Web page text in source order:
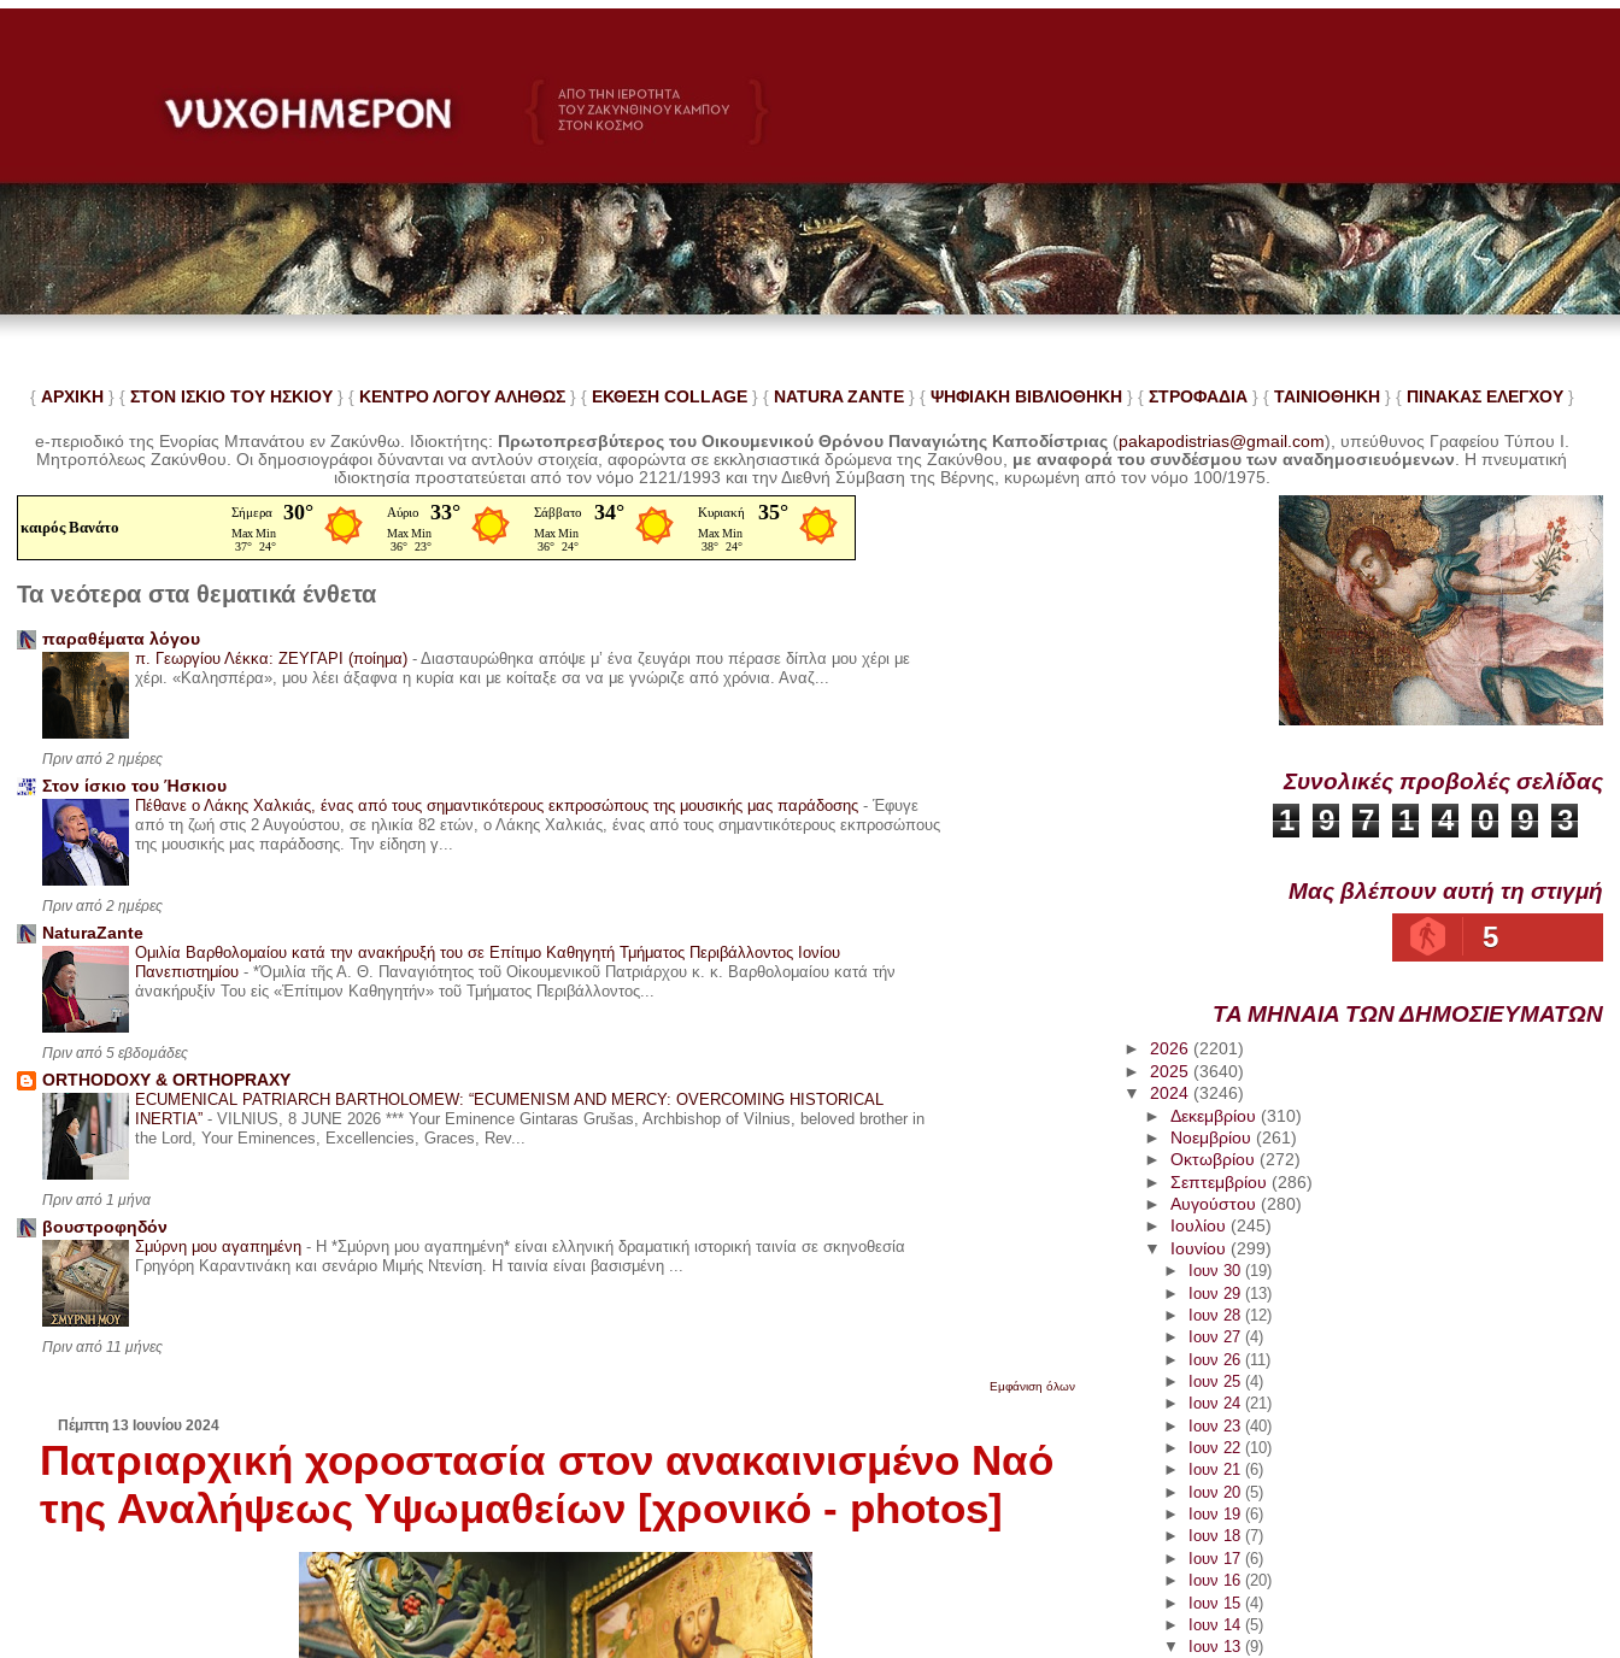
{ ΑΡΧΙΚΗ } { ΣΤΟΝ ΙΣΚΙΟ ΤΟΥ ΗΣΚΙΟΥ } { ΚΕΝΤΡΟ ΛΟΓΟΥ ΑΛΗΘΩΣ } { ΕΚΘΕΣΗ COLLAGE }{ NATURA ZANTE} { ΨΗΦΙΑΚΗ ΒΙΒΛΙΟΘΗΚΗ } { ΣΤΡΟΦΑΔΙΑ } { ΤΑΙΝΙΟΘΗΚΗ } { ΠΙΝΑΚΑΣ ΕΛΕΓΧΟΥ}
e-περιοδικό της Ενορίας Μπανάτου εν Ζακύνθω. Ιδιοκτήτης: Πρωτοπρεσβύτερος του Οικουμενικού Θρόνου Παναγιώτης Καποδίστριας (pakapodistrias@gmail.com), υπεύθυνος Γραφείου Τύπου Ι.
Μητροπόλεως Ζακύνθου.Οι δημοσιογράφοι δύνανται να αντλούν στοιχεία, αφορώντα σε εκκλησιαστικά δρώμενα της Ζακύνθου, με αναφορά του συνδέσμου των αναδημοσιευόμενων . Ηπνευματική
ιδιοκτησία προστατεύεται από τον νόμο 2121/1993 και την Διεθνή Σύμβαση της Βέρνης, κυρωμένη από τον νόμο 100/1975.
καιρός Βανάτο
Τα νεότερα στα θεματικά ένθετα
παραθέματα λόγου
π. Γεωργίου Λέκκα: ΖΕΥΓΑΡΙ (ποίημα) - Διασταυρώθηκα απόψε μ’ ένα ζευγάρι που πέρασε δίπλα μου χέρι με
χέρι. «Καλησπέρα», μου λέει άξαφνα η κυρία και με κοίταξε σα να με γνώριζε από χρόνια. Αναζ...
Πριν από 2 ημέρες
Στον ίσκιο του Ήσκιου
Πέθανε ο Λάκης Χαλκιάς, ένας από τους σημαντικότερους εκπροσώπους της μουσικής μας παράδοσης - Έφυγε
από τη ζωή στις 2 Αυγούστου, σε ηλικία 82 ετών, ο Λάκης Χαλκιάς, ένας από τους σημαντικότερους εκπροσώπους
της μουσικής μας παράδοσης. Την είδηση γ...
Πριν από 2 ημέρες
NaturaZante
Ομιλία Βαρθολομαίου κατά την ανακήρυξή του σε Επίτιμο Καθηγητή Τμήματος Περιβάλλοντος Ιονίου
Πανεπιστημίου - *Ὁμιλία τῆς Α. Θ. Παναγιότητος τοῦ Οἰκουμενικοῦ Πατριάρχου κ. κ. Βαρθολομαίου κατά τήν
ἀνακήρυξίν Του εἰς «Ἐπίτιμον Καθηγητήν» τοῦ Τμήματος Περιβάλλοντος...
Πριν από 5 εβδομάδες
ORTHODOXY & ORTHOPRAXY
ECUMENICAL PATRIARCH BARTHOLOMEW: “ECUMENISM AND MERCY: OVERCOMING HISTORICAL
INERTIA” - VILNIUS, 8 JUNE 2026 *** Your Eminence Gintaras Grušas, Archbishop of Vilnius, beloved brother in
the Lord, Your Eminences, Excellencies, Graces, Rev...
Πριν από 1 μήνα
βουστροφηδόν
Σμύρνη μου αγαπημένη - Η *Σμύρνη μου αγαπημένη* είναι ελληνική δραματική ιστορική ταινία σε σκηνοθεσία
Γρηγόρη Καραντινάκη και σενάριο Μιμής Ντενίση. Η ταινία είναι βασισμένη ...
Πριν από 11 μήνες
Εμφάνιση όλων
Πέμπτη 13 Ιουνίου 2024
Πατριαρχική χοροστασία στον ανακαινισμένο Ναό
της Αναλήψεως Υψωμαθείων [χρονικό - photos]
Συνολικές προβολές σελίδας
1 9 7 1 4 0 9 3
Μας βλέπουν αυτή τη στιγμή
5
ΤΑ ΜΗΝΑΙΑ ΤΩΝ ΔΗΜΟΣΙΕΥΜΑΤΩΝ
►2026 (2201)
► 2025 (3640)
▼2024 (3246)
► Δεκεμβρίου (310)
►
Νοεμβρίου (261)
► Οκτωβρίου (272)
► Σεπτεμβρίου (286)
► Αυγούστου (280)
►
Ιουλίου (245)
▼
Ιουνίου (299)
►
Ιουν 30 (19)
► Ιουν 29 (13)
►
Ιουν 28 (12)
►
Ιουν 27 (4)
► Ιουν 26 (11)
►
Ιουν 25 (4)
►
Ιουν 24 (21)
► Ιουν 23 (40)
►
Ιουν 22 (10)
►
Ιουν 21 (6)
► Ιουν 20 (5)
►
Ιουν 19 (6)
►
Ιουν 18 (7)
►
Ιουν 17 (6)
►
Ιουν 16 (20)
► Ιουν 15 (4)
►
Ιουν 14 (5)
▼
Ιουν 13 (9)